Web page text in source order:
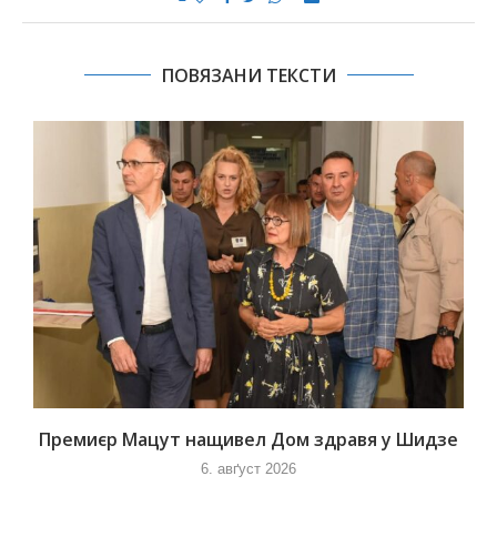
ПОВЯЗАНИ ТЕКСТИ
Премиєр Мацут нащивел Дом здравя у Шидзе
6. авґуст 2026